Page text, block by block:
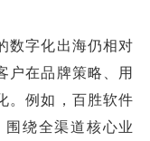
数字化出海仍相对
户在品牌策略、用
。例如，百胜软件
绕全渠道核心业